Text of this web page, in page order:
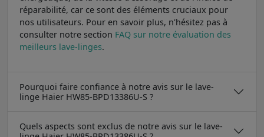
réparabilité, car ce sont des éléments cruciaux pour
nos utilisateurs. Pour en savoir plus, n'hésitez pas à
consulter notre section FAQ sur notre évaluation des
meilleurs lave-linges.
Pourquoi faire confiance à notre avis sur le lave-
linge Haier HW85-BPD13386U-S ?
Quels aspects sont exclus de notre avis sur le lave-